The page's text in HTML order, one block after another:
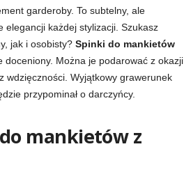
garderoby. To subtelny, ale
każdej stylizacji. Szukasz
jak i osobisty? Spinki do mankietów
Można je podarować z okazji
wdzięczności. Wyjątkowy grawerunek
przypominał o darczyńcy.
mankietów z